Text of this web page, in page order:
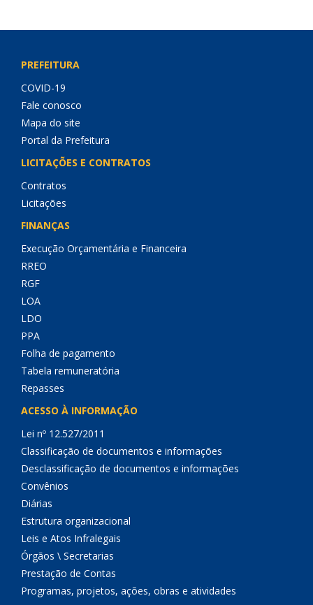
PREFEITURA
COVID-19
Fale conosco
Mapa do site
Portal da Prefeitura
LICITAÇÕES E CONTRATOS
Contratos
Licitações
FINANÇAS
Execução Orçamentária e Financeira
RREO
RGF
LOA
LDO
PPA
Folha de pagamento
Tabela remuneratória
Repasses
ACESSO À INFORMAÇÃO
Lei nº 12.527/2011
Classificação de documentos e informações
Desclassificação de documentos e informações
Convênios
Diárias
Estrutura organizacional
Leis e Atos Infralegais
Órgãos \ Secretarias
Prestação de Contas
Programas, projetos, ações, obras e atividades